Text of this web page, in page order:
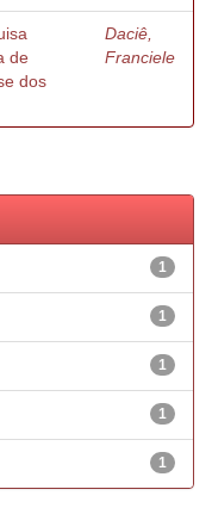
de
dos
Daciê,
Franciele
1
1
1
1
1